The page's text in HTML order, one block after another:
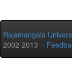
Rajamangala
2002-2013 -